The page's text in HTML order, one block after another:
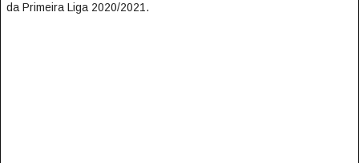
da Primeira Liga 2020/2021.